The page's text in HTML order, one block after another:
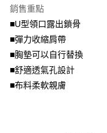
帳／街口支付／iPASS
【注意事項】
1.本服務係由「台灣大哥大
用戶於交易時，得透過本服
買賣價金債權讓與本公司後
資料（包含姓名、電話或地
結帳頁面，進行簡訊認證並
３．收到繳費通知簡訊後14
ATM／網路銀行／等多元方
※ 請注意：結帳手續完成當
購買商品的店家。未經商家
後付繳納相關費用。
※ 交易是否成功請以「
付款後全家取貨
每筆NT$70，滿NT$699(
7-11取貨付款
每筆NT$70，滿NT$799(
付款後7-11取貨
銷售重點
■U型領口露出鎖骨
■彈力收縮肩帶
■胸墊可以自行替換
■舒適透氣孔設計
■布料柔軟親膚